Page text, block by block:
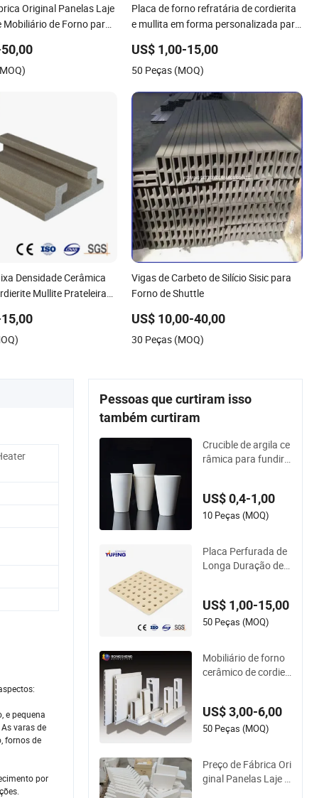
Original Panelas Laje
de Forno para
Placa de forno refratária de cordierita
e mullita em forma personalizada para
US$ 1,00-15,00
50 Peças (MOQ)
Densidade Cerâmica
Mullite Prateleira
Vigas de Carbeto de Silício Sisic para
Forno de Shuttle
US$ 10,00-40,00
30 Peças (MOQ)
e pequena
varas de
fornos de
por
Pessoas que curtiram isso
também curtiram
Crucible de argila ce
râmica para fundir
US$ 0,4-1,00
10 Peças (MOQ)
Placa Perfurada de
Longa Duração de
peraturas de Cordie
rite para Mobiliário
US$ 1,00-15,00
50 Peças (MOQ)
Mobiliário de forno
cerâmico de cordieri
das de cordierita e
mullita, suportes ref
US$ 3,00-6,00
50 Peças (MOQ)
Preço de Fábrica Ori
ginal Panelas Laje d